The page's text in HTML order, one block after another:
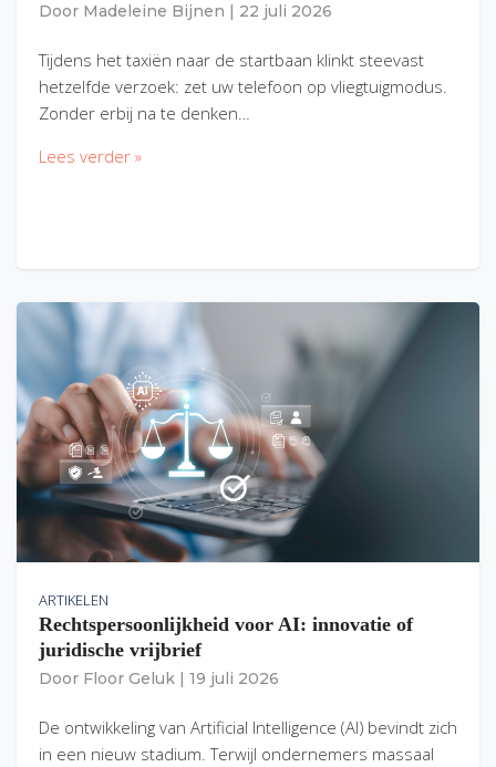
Door Madeleine Bijnen 22 juli 2026
Tijdens het taxiën naar de startbaan klinkt steevast
hetzelfde verzoek: zet uw telefoon op vliegtuigmodus.
Zonder erbij na te denken…
Lees verder »
ARTIKELEN
Rechtspersoonlijkheid voor AI: innovatie of
juridische vrijbrief
Door Floor Geluk 19 juli 2026
De ontwikkeling van Artificial Intelligence (AI) bevindt zich
in een nieuw stadium. Terwijl ondernemers massaal